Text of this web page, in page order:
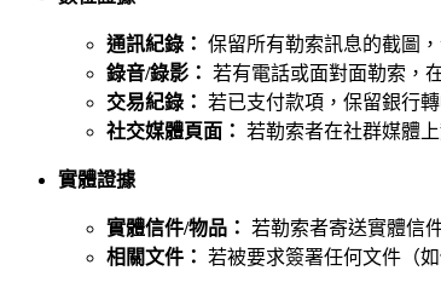
通訊紀錄： 保留所有勒索訊息的截圖，
錄音/錄影： 若有電話或面對面勒索，
交易紀錄： 若已支付款項，保留銀行
社交媒體頁面： 若勒索者在社群媒體
實體證據
實體信件/物品： 若勒索者寄送實體信
相關文件： 若被要求簽署任何文件（